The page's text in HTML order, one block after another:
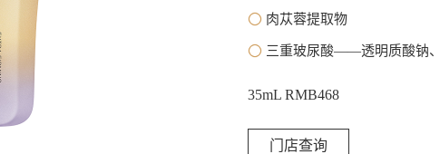
肉苁蓉提取物
三重玻尿酸——透明质酸钠
35mL RMB468
门店查询